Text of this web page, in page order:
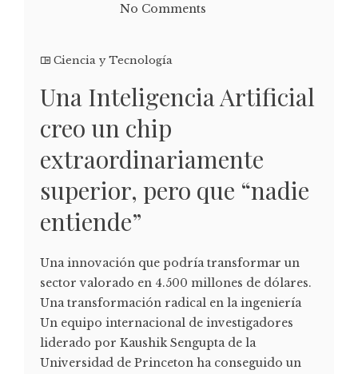
No Comments
Ciencia y Tecnología
Una Inteligencia Artificial
creo un chip
extraordinariamente
superior, pero que “nadie
entiende”
Una innovación que podría transformar un
sector valorado en 4.500 millones de dólares.
Una transformación radical en la ingeniería
Un equipo internacional de investigadores
liderado por Kaushik Sengupta de la
Universidad de Princeton ha conseguido un